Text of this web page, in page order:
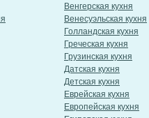
Венгерская кухня
Венесуэльская кухня
Голландская кухня
Греческая кухня
Грузинская кухня
Датская кухня
Детская кухня
Еврейская кухня
Европейская кухня